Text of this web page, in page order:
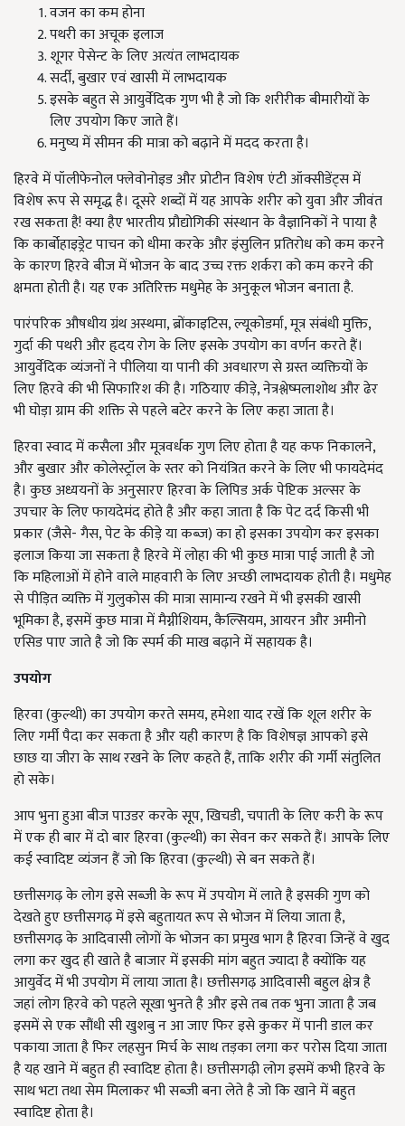
वजन का कम होना
पथरी का अचूक इलाज
शूगर पेसेन्ट के लिए अत्यंत लाभदायक
सर्दी, बुखार एवं खासी में लाभदायक
इसके बहुत से आयुर्वेदिक गुण भी है जो कि शरीरीक बीमारीयों के
लिए उपयोग किए जाते हैं।
मनुष्य में सीमन की मात्रा को बढ़ाने में मदद करता है।
हिरवे में पॉलीफेनोल फ्लेवोनोइड और प्रोटीन विशेष एंटी ऑक्सीडेंट्स में
विशेष रूप से समृद्ध है। दूसरे शब्दों में यह आपके शरीर को युवा और जीवंत
रख सकता है! क्या हैए भारतीय प्रौद्योगिकी संस्थान के वैज्ञानिकों ने पाया है
कि कार्बोहाइड्रेट पाचन को धीमा करके और इंसुलिन प्रतिरोध को कम करने
के कारण हिरवे बीज में भोजन के बाद उच्च रक्त शर्करा को कम करने की
क्षमता होती है। यह एक अतिरिक्त मधुमेह के अनुकूल भोजन बनाता है.
पारंपरिक औषधीय ग्रंथ अस्थमा, ब्रोंकाइटिस, ल्यूकोडर्मा, मूत्र संबंधी मुक्ति,
गुर्दा की पथरी और हृदय रोग के लिए इसके उपयोग का वर्णन करते हैं।
आयुर्वेदिक व्यंजनों ने पीलिया या पानी की अवधारण से ग्रस्त व्यक्तियों के
लिए हिरवे की भी सिफारिश की है। गठियाए कीड़े, नेत्रश्लेष्मलाशोथ और ढेर
भी घोड़ा ग्राम की शक्ति से पहले बटेर करने के लिए कहा जाता है।
हिरवा स्वाद में कसैला और मूत्रवर्धक गुण लिए होता है यह कफ निकालने,
और बुखार और कोलेस्ट्रॉल के स्तर को नियंत्रित करने के लिए भी फायदेमंद
है। कुछ अध्ययनों के अनुसारए हिरवा के लिपिड अर्क पेप्टिक अल्सर के
उपचार के लिए फायदेमंद होते है और कहा जाता है कि पेट दर्द किसी भी
प्रकार (जैसे- गैस, पेट के कीड़े या कब्ज) का हो इसका उपयोग कर इसका
इलाज किया जा सकता है हिरवे में लोहा की भी कुछ मात्रा पाई जाती है जो
कि महिलाओं में होने वाले माहवारी के लिए अच्छी लाभदायक होती है। मधुमेह
से पीड़ित व्यक्ति में गुलुकोस की मात्रा सामान्य रखने में भी इसकी खासी
भूमिका है, इसमें कुछ मात्रा में मैग्नीशियम, कैल्सियम, आयरन और अमीनो
एसिड पाए जाते है जो कि स्पर्म की माख बढ़ाने में सहायक है।
उपयोग
हिरवा (कुल्थी) का उपयोग करते समय, हमेशा याद रखें कि शूल शरीर के
लिए गर्मी पैदा कर सकता है और यही कारण है कि विशेषज्ञ आपको इसे
छाछ या जीरा के साथ रखने के लिए कहते हैं, ताकि शरीर की गर्मी संतुलित
हो सके।
आप भुना हुआ बीज पाउडर करके सूप, खिचडी, चपाती के लिए करी के रूप
में एक ही बार में दो बार हिरवा (कुल्थी) का सेवन कर सकते हैं। आपके लिए
कई स्वादिष्ट व्यंजन हैं जो कि हिरवा (कुल्थी) से बन सकते हैं।
छत्तीसगढ़ के लोग इसे सब्जी के रूप में उपयोग में लाते है इसकी गुण को
देखते हुए छत्तीसगढ़ में इसे बहुतायत रूप से भोजन में लिया जाता है,
छत्तीसगढ़ के आदिवासी लोगों के भोजन का प्रमुख भाग है हिरवा जिन्हें वे खुद
लगा कर खुद ही खाते है बाजार में इसकी मांग बहुत ज्यादा है क्योंकि यह
आयुर्वेद में भी उपयोग में लाया जाता है। छत्तीसगढ़ आदिवासी बहुल क्षेत्र है
जहां लोग हिरवे को पहले सूखा भुनते है और इसे तब तक भुना जाता है जब
इसमें से एक सौंधी सी खुशबु न आ जाए फिर इसे कुकर में पानी डाल कर
पकाया जाता है फिर लहसुन मिर्च के साथ तड़का लगा कर परोस दिया जाता
है यह खाने में बहुत ही स्वादिष्ट होता है। छत्तीसगढ़ी लोग इसमें कभी हिरवे के
साथ भटा तथा सेम मिलाकर भी सब्जी बना लेते है जो कि खाने में बहुत
स्वादिष्ट होता है।